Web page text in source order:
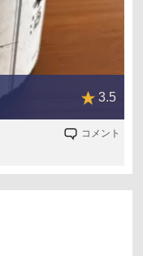
3.5
コメント